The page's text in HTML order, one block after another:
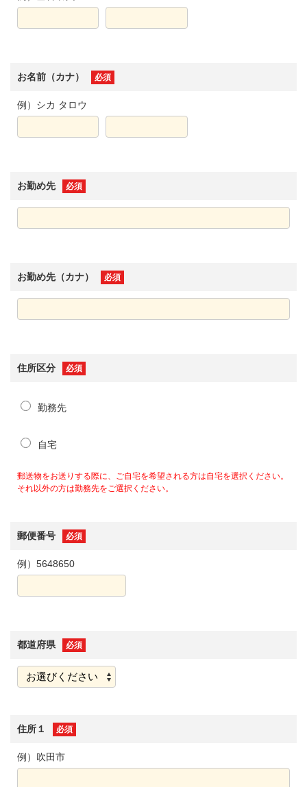
お名前（カナ） 必須
例）シカ タロウ
お勤め先 必須
お勤め先（カナ） 必須
住所区分 必須
勤務先
自宅
郵送物をお送りする際に、ご自宅を希望される方は自宅を選択ください。
それ以外の方は勤務先をご選択ください。
郵便番号 必須
例）5648650
都道府県 必須
住所１ 必須
例）吹田市